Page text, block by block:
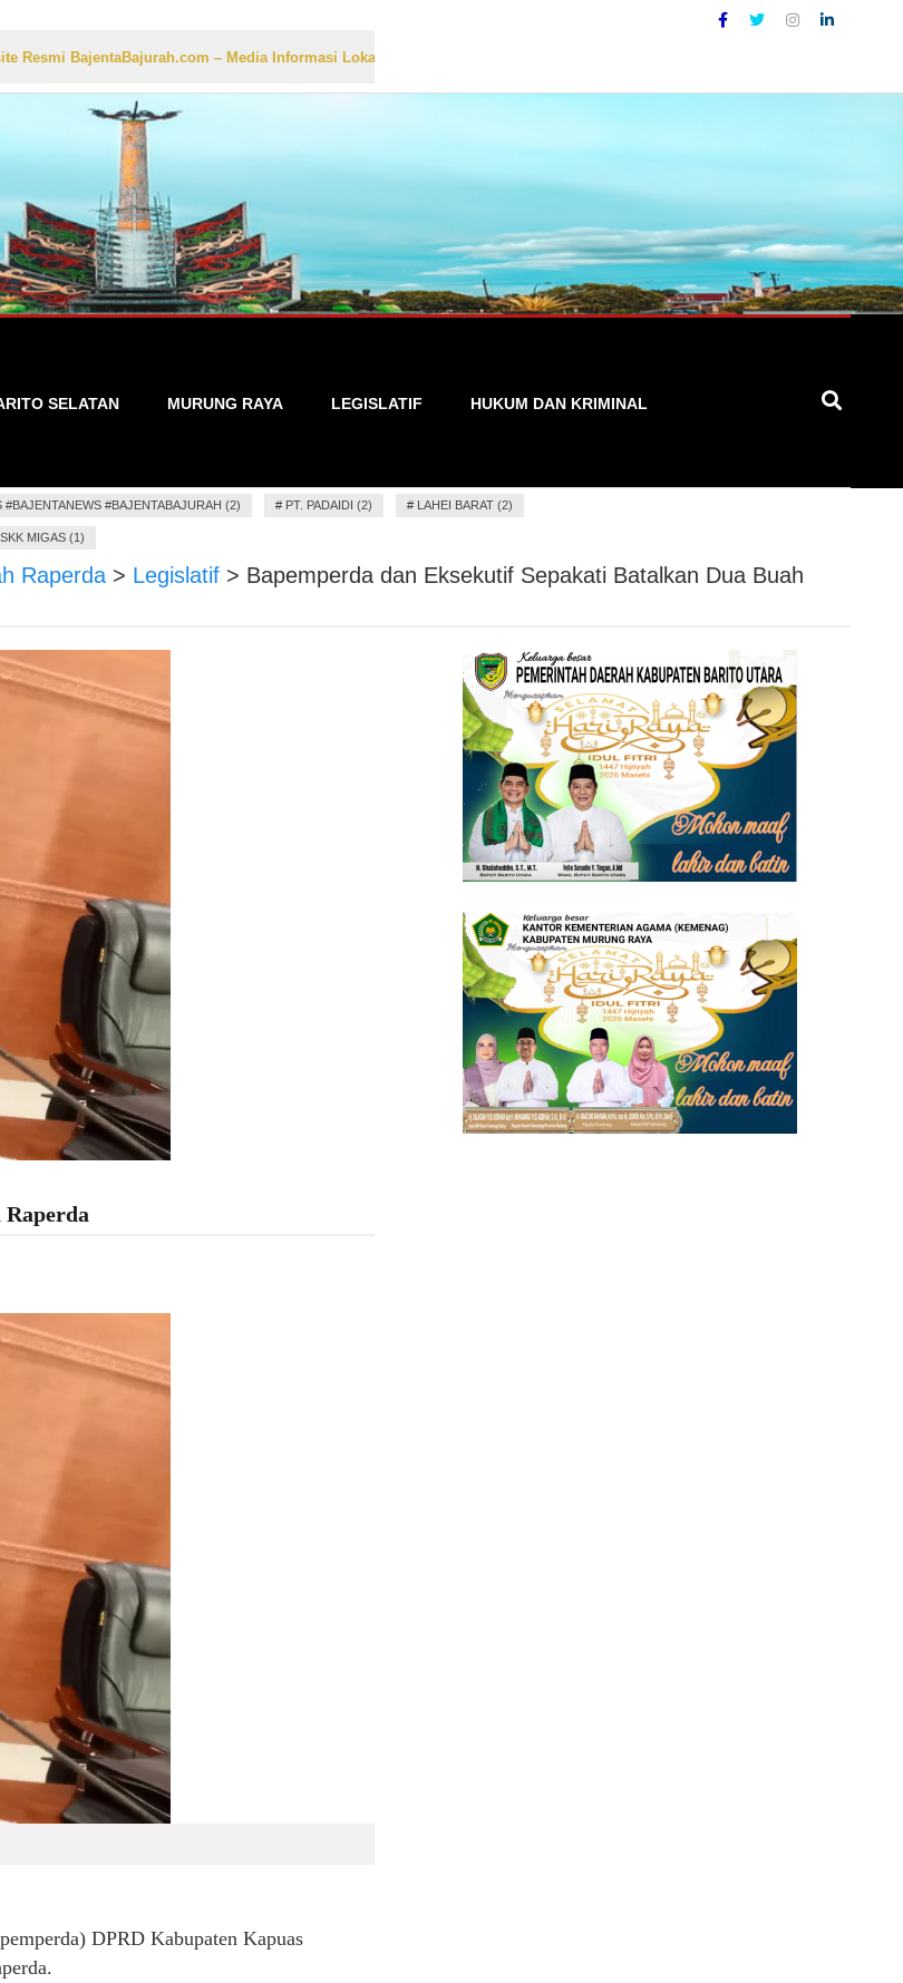
– Media Informasi Lokal yang Akurat, Cepat, dan Terpercaya
SELATAN MURUNG RAYA LEGISLATIF HUKUM DAN KRIMINAL
#BAJENTANEWS #BAJENTABAJURAH (2) # PT. PADAIDI (2) # LAHEI BARAT (2)
SKK MIGAS (1)
Raperda > Legislatif > Bapemperda dan Eksekutif Sepakati Batalkan Dua Buah
DPRD Kabupaten Kapuas